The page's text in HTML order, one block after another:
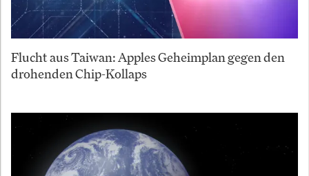
Flucht aus Taiwan: Apples Geheimplan gegen den
drohenden Chip-Kollaps